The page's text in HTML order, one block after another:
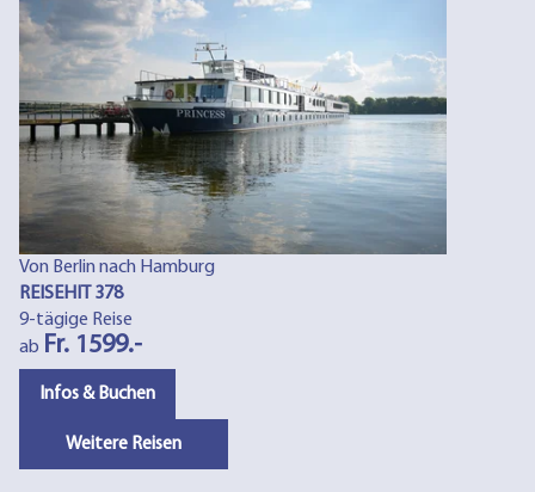
Von Berlin nach Hamburg
REISEHIT 378
9-tägige Reise
ab Fr. 1599.-
Infos & Buchen
Weitere Reisen